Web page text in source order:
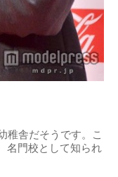
稚舎だそうです。こ
名門校として知られ